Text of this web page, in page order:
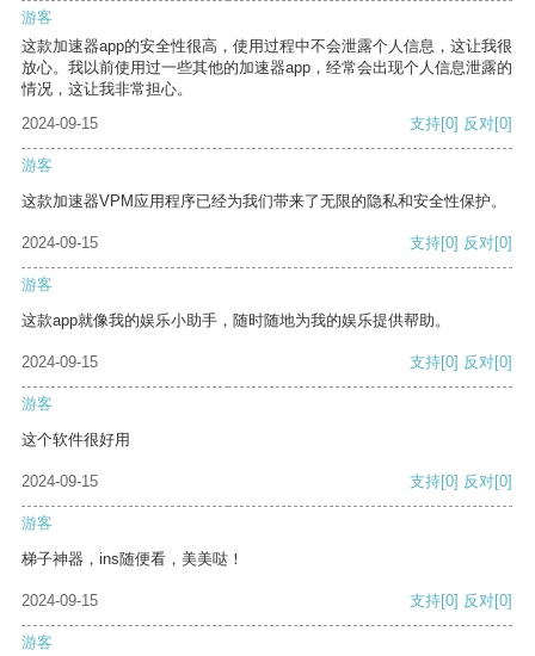
游客
这款加速器app的安全性很高，使用过程中不会泄露个人信息，这让我很
放心。我以前使用过一些其他的加速器app，经常会出现个人信息泄露的
情况，这让我非常担心。
2024-09-15
支持[0] 反对[0]
游客
这款加速器VPM应用程序已经为我们带来了无限的隐私和安全性保护。
2024-09-15 支持[0] 反对[0]
游客
这款app就像我的娱乐小助手，随时随地为我的娱乐提供帮助。
2024-09-15 支持[0] 反对[0]
游客
这个软件很好用
2024-09-15 支持[0] 反对[0]
游客
梯子神器，ins随便看，美美哒！
2024-09-15 支持[0] 反对[0]
游客